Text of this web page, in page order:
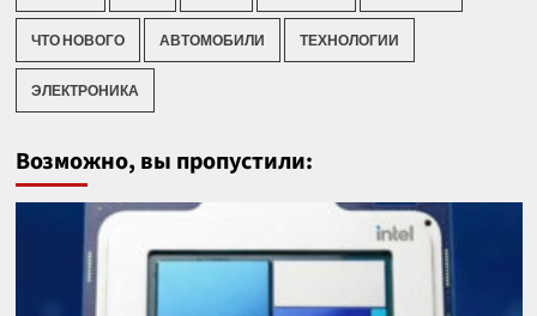
ЧТО НОВОГО АВТОМОБИЛИ ТЕХНОЛОГИИ
ЭЛЕКТРОНИКА
Возможно, вы пропустили: